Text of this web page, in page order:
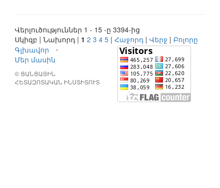
Վերլուծություններ 1 - 15 -ը 3394-ից
Սկիզբ | Նախորդ | 1 2 3 4 5 | Հաջորդ| Վերջ | Բոլորը
Գլխավոր
⋅
Մեր մասին
© ՑԱՆՑԱՅԻՆ
ՀԵՏԱԶՈՏԱԿԱՆ ԻՆՍՏԻՏՈՒՏ